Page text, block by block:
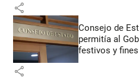
share
Consejo de
permitía al
festivos y
share